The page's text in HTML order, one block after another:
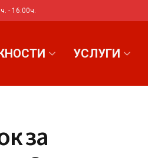
- 16:00ч.
УСЛУГИ
за